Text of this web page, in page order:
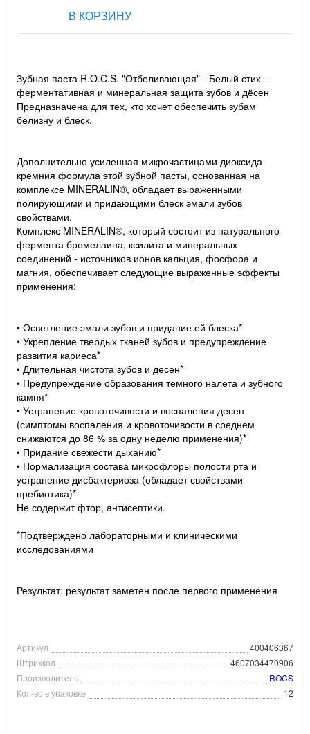
В КОРЗИНУ
Зубная паста R.O.C.S. "Отбеливающая" - Белый стих -
ферментативная и минеральная защита зубов и дёсен
Предназначена для тех, кто хочет обеспечить зубам
белизну и блеск.
Дополнительно усиленная микрочастицами диоксида
кремния формула этой зубной пасты, основанная на
комплексе MINERALIN®, обладает выраженными
полирующими и придающими блеск эмали зубов
свойствами.
Комплекс MINERALIN®, который состоит из натурального
фермента бромелаина, ксилита и минеральных
соединений - источников ионов кальция, фосфора и
магния, обеспечивает следующие выраженные эффекты
применения:
• Осветление эмали зубов и придание ей блеска*
• Укрепление твердых тканей зубов и предупреждение
развития кариеса*
• Длительная чистота зубов и десен*
• Предупреждение образования темного налета и зубного
камня*
• Устранение кровоточивости и воспаления десен
(симптомы воспаления и кровоточивости в среднем
снижаются до 86 % за одну неделю применения)*
• Придание свежести дыханию*
• Нормализация состава микрофлоры полости рта и
устранение дисбактериоза (обладает свойствами
пребиотика)*
Не содержит фтор, антисептики.
*Подтверждено лабораторными и клиническими
исследованиями
Результат: результат заметен после первого применения
Артикул
400406367
Штрихкод
4607034470906
Производитель
ROCS
Кол-во в упаковке
12